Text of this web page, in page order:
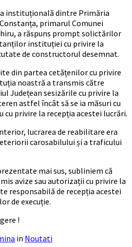
instituțională dintre Primăria
primarul Comunei
a răspuns prompt solictărilor
instituției cu privire la
de constructorul desemnat.
din partea cetățenilor cu privire
noastră a transmis către
Județean sesizările cu privire la
astfel încât să se ia măsuri cu
cu privire la recepția acestei lucrări.
lucrarea de reabilitare era
carosabilului și a traficului
mai sus, subliniem că
avize sau autorizații cu privire la
responsabilă de recepția acestei
de execuție.
!
in Noutati